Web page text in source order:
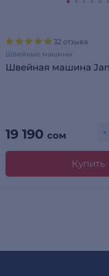
32 отзыва
Швейные машины
Швейная машина
19 190 сом
Купить